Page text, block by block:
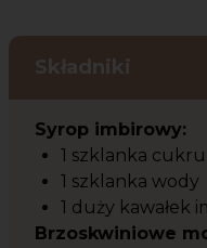
Składniki
Syrop imbirowy:
1 szklanka cukru
1 szklanka wody
1 duży kawałek
Brzoskwiniowe